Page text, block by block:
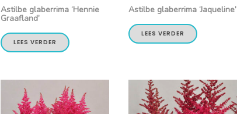
Astilbe glaberrima ‘Hennie
Graafland’
LEES VERDER
Astilbe glaberrima ‘Jaqueline’
LEES VERDER